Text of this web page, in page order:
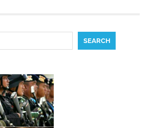
SEARCH